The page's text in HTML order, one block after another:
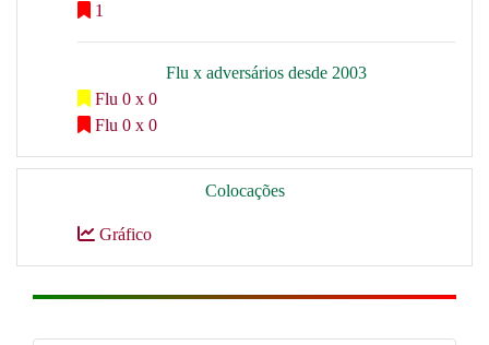
1
Flu x adversários desde 2003
Flu 0 x 0
Flu 0 x 0
Colocações
Gráfico